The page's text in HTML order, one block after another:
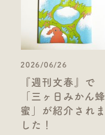
2026/06/26
『週刊文春』で
「三ヶ日みかん蜂
蜜」が紹介されま
した！